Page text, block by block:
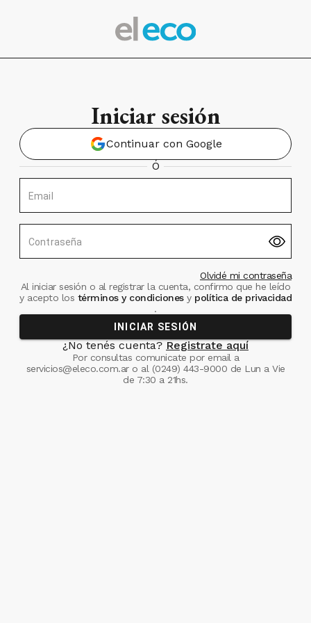
Iniciar sesión
Continuar con Google
Ó
Email
Contraseña
Olvidé mi contraseña
Al iniciar sesión o al registrar la cuenta, confirmo que he leído
y acepto los términos y condiciones ypolítica de privacidad
.
INICIAR SESIÓN
¿No tenés cuenta? Registrate aquí
Por consultas comunicate por email a
servicios@eleco.com.aro al (0249) 443-9000 de Lun a Vie
de 7:30 a 21hs.